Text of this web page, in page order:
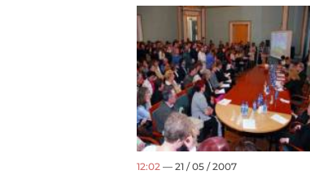
12:02 — 21 / 05 / 2007